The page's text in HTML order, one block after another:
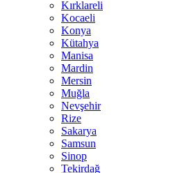
Kırklareli
Kocaeli
Konya
Kütahya
Manisa
Mardin
Mersin
Muğla
Nevşehir
Rize
Sakarya
Samsun
Sinop
Tekirdağ